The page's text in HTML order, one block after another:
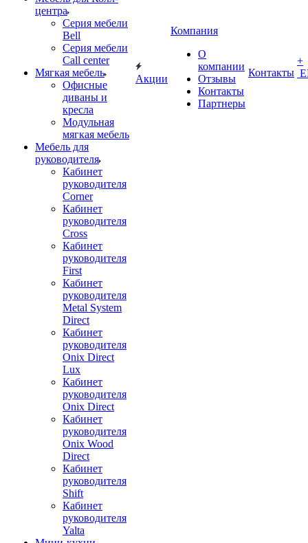
центра
Серия мебели
Bell
Серия мебели
Call center
Мягкая мебель
Офисные
диваны и
кресла
Модульная
мягкая мебель
Мебель для
руководителя
Кабинет
руководителя
Corner
Кабинет
руководителя
Cross
Кабинет
руководителя
First
Кабинет
руководителя
Metal System
Direct
Кабинет
руководителя
Onix Direct
Lux
Кабинет
руководителя
Onix Direct
Кабинет
руководителя
Onix Wood
Direct
Кабинет
руководителя
Shift
Кабинет
руководителя
Yalta
Акции
Компания
О
компании
Отзывы
Контакты
Партнеры
Контакты
+